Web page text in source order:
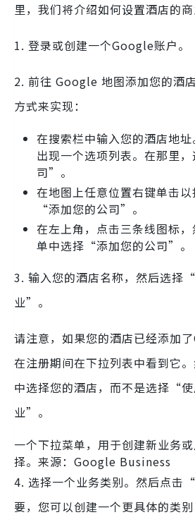
里，我们将介绍如何设置酒店的商
1. 登录或创建一个Google账户。
2. 前往 Google 地图添加您的酒
方式来实现：
在搜索栏中输入您的酒店地
出现一个选项列表。在那里
司”。
在地图上任意位置右键单击
“添加您的公司”。
在左上角，点击三条线图标
单中选择“添加您的公司”。
3. 输入您的酒店名称，然后选择
业”。
请注意，如果您的酒店已经添加
在注册期间在下拉列表中看到它
中选择您的酒店，而不是选择“
业”。
一个下拉菜单，用于创建新业务
择。来源：Google Business
4. 选择一个业务类别。然后点击
要，您可以创建一个更具体的类